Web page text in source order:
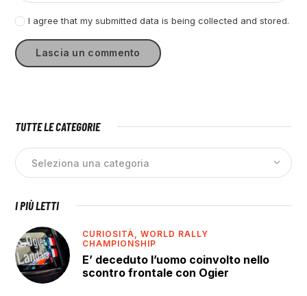
I agree that my submitted data is being collected and stored.
TUTTE LE CATEGORIE
I PIÙ LETTI
CURIOSITÀ,WORLD RALLY
CHAMPIONSHIP
E’ deceduto l’uomo coinvolto nello
scontro frontale con Ogier